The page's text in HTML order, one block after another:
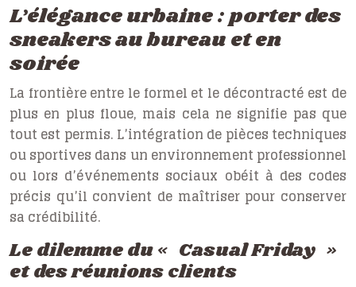
L’élégance urbaine : porter des
sneakers au bureau et en
soirée
La frontière entre le formel et le décontracté est de
plus en plus floue, mais cela ne signifie pas que
tout est permis. L’intégration de pièces techniques
ou sportives dans un environnement professionnel
ou lors d’événements sociaux obéit à des codes
précis qu’il convient de maîtriser pour conserver
sa crédibilité.
Le dilemme du « Casual Friday »
et des réunions clients